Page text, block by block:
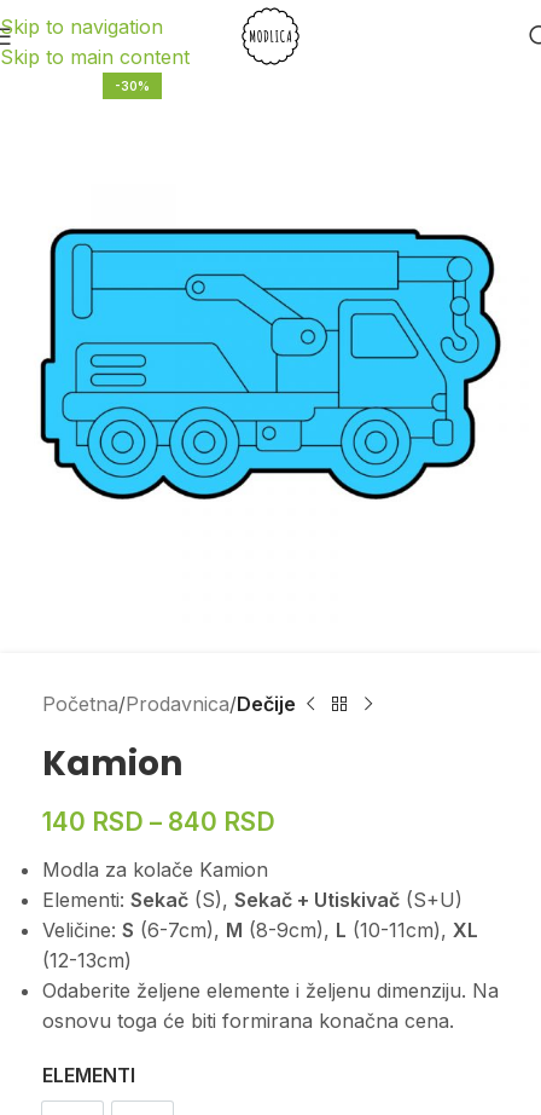
Skip to navigation
Skip to main content
-30%
Početna Prodavnica Dečije
Kamion
140 RSD – 840 RSD
Modla za kolače Kamion
Elementi: Sekač (S), Sekač + Utiskivač (S+U)
Veličine: S (6-7cm), M (8-9cm), L (10-11cm), XL
(12-13cm)
Odaberite željene elemente i željenu dimenziju. Na
osnovu toga će biti formirana konačna cena.
ELEMENTI